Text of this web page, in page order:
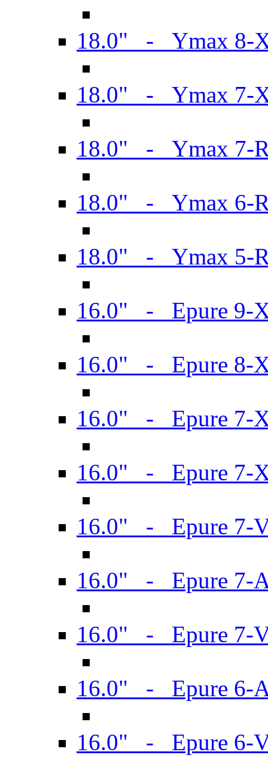
18.0" - Ymax 8-
18.0" - Ymax 7-
18.0" - Ymax 7-
18.0" - Ymax 6-
18.0" - Ymax 5-
16.0" - Epure 9-
16.0" - Epure 8-
16.0" - Epure 7-
16.0" - Epure 7-
16.0" - Epure 7-
16.0" - Epure 7-
16.0" - Epure 7-
16.0" - Epure 6-
16.0" - Epure 6-